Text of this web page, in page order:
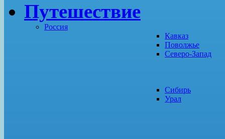
Путешествие
Россия
Кавказ
Поволжье
Северо-Запад
Сибирь
Урал